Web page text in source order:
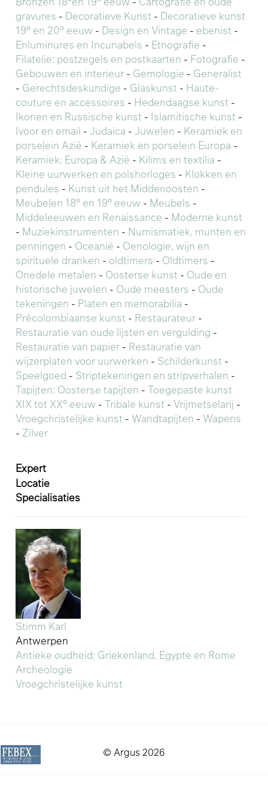
gravures - Decoratieve Kunst - Decoratieve kunst
19° en 20° eeuw - Design en Vintage - ebenist -
Enluminures en Incunabels - Etnografie -
Filatelie: postzegels en postkaarten - Fotografie -
Gebouwen en interieur - Gemologie - Generalist
- Gerechtsdeskundige - Glaskunst - Haute-
couture en accessoires - Hedendaagse kunst -
Ikonen en Russische kunst - Islamitische kunst -
Ivoor en email - Judaica - Juwelen - Keramiek en
porselein Azië - Keramiek en porselein Europa -
Keramiek: Europa & Azië - Kilims en textilia -
Kleine uurwerken en polshorloges - Klokken en
pendules - Kunst uit het Middenoosten -
Meubelen 18° en 19° eeuw - Meubels -
Middeleeuwen en Renaissance - Moderne kunst
- Muziekinstrumenten - Numismatiek, munten en
penningen - Oceanië - Oenologie, wijn en
spirituele dranken - oldtimers - Oldtimers -
Onedele metalen - Oosterse kunst - Oude en
historische juwelen - Oude meesters - Oude
tekeningen - Platen en memorabilia -
Précolombiaanse kunst - Restaurateur -
Restauratie van oude lijsten en vergulding -
Restauratie van papier - Restauratie van
wijzerplaten voor uurwerken - Schilderkunst -
Speelgoed - Striptekeningen en stripverhalen -
Tapijten: Oosterse tapijten - Toegepaste kunst
XIX tot XX° eeuw - Tribale kunst - Vrijmetselarij -
Vroegchristelijke kunst - Wandtapijten - Wapens
- Zilver
Expert
Locatie
Specialisaties
Stimm Karl
Antwerpen
Antieke oudheid: Griekenland, Egypte en Rome
Archeologie
Vroegchristelijke kunst
© Argus 2026